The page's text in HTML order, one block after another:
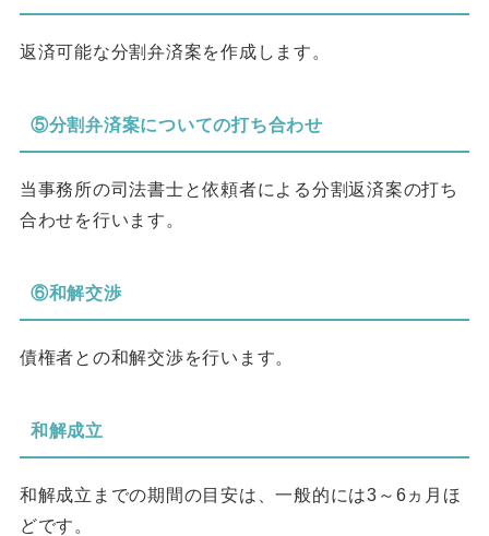
返済可能な分割弁済案を作成します。
⑤分割弁済案についての打ち合わせ
当事務所の司法書士と依頼者による分割返済案の打ち
合わせを行います。
⑥和解交渉
債権者との和解交渉を行います。
和解成立
和解成立までの期間の目安は、一般的には3～6ヵ月ほ
どです。